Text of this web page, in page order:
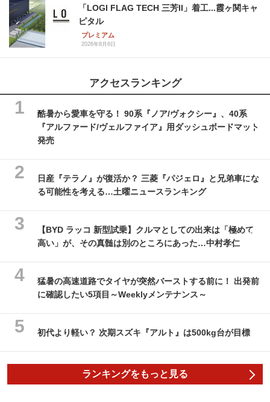
「LOGI FLAG TECH 三芳II」着工...霞ヶ関キャ
ピタル
プレミアム
2026年8月6日
アクセスランキング
酷暑から愛車を守る！ 90系『ノア/ヴォクシー』、40系
『アルファード/ヴェルファイア』用ダッシュボードマット
発売
日産『テラノ』が復活か？ 三菱『パジェロ』と兄弟車にな
る可能性を考える…土曜ニュースランキング
【BYD ラッコ 新型試乗】クルマとしての出来は「極めて
高い」が、その真髄は別のところにあった…中村孝仁
猛暑の高速道路でタイヤが突然バーストする前に！ 出発前
に確認したい5項目～Weeklyメンテナンス～
初代より軽い？ 次期スズキ『アルト』は500kg台が目標
ランキングをもっと見る